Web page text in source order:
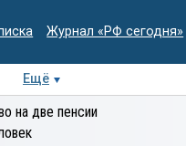
Журнал «РФ сегодня»
Ещё
Деловая
на две пенсии